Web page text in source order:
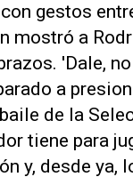
gestos
mostró a
'Dale,
a
de la
tiene para
y, desde ya,